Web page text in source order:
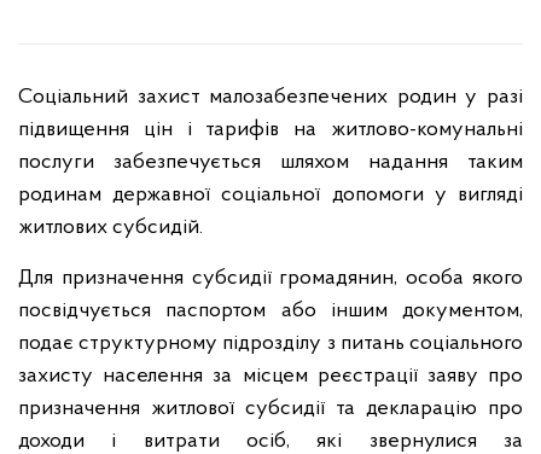
Соціальний захист малозабезпечених родин у разі
підвищення цін і тарифів на житлово-комунальні
послуги забезпечується шляхом надання таким
родинам державної соціальної допомоги у вигляді
житлових субсидій.
Для призначення субсидії громадянин, особа якого
посвідчується паспортом або іншим документом,
подає структурному підрозділу з питань соціального
захисту населення за місцем реєстрації заяву про
призначення житлової субсидії та декларацію про
доходи і витрати осіб, які звернулися за